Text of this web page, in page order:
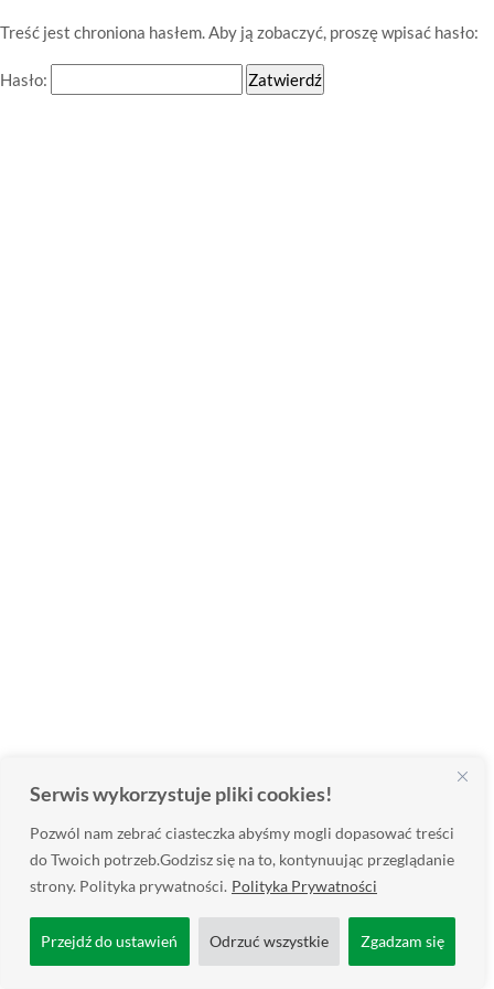
Serwis wykorzystuje pliki cookies!
Pozwól nam zebrać ciasteczka abyśmy mogli dopasować treści
do Twoich potrzeb.Godzisz się na to, kontynuując przeglądanie
strony. Polityka prywatności. Polityka Prywatności
Przejdź do ustawień Odrzuć wszystkie Zgadzam się
Treść jest chroniona hasłem. Aby ją zobaczyć, proszę wpisać hasło:
Hasło: